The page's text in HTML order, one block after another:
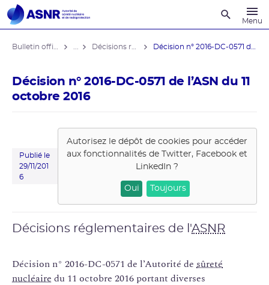
Menu
Décision n° 2016-DC-0571 de l’ASN du 11
octobre 2016
Publié le
29/11/201
6
Autorisez le dépôt de cookies pour accéder
aux fonctionnalités deTwitter, Facebook et
LinkedIn ?
Oui Toujours
Décisions réglementaires de l'ASNR
Décision n° 2016-DC-0571 de l’Autorité de sûreté
nucléaire du 11 octobre 2016 portant diverses